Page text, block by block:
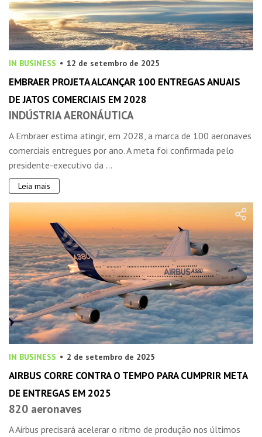
IN BUSINESS 12 de setembro de 2025
EMBRAER PROJETA ALCANÇAR 100 ENTREGAS ANUAIS
DE JATOS COMERCIAIS EM 2028
INDÚSTRIA AERONÁUTICA
A Embraer estima atingir, em 2028, a marca de 100 aeronaves
comerciais entregues por ano. A meta foi confirmada pelo
presidente-executivo da ...
Leia mais
IN BUSINESS 2 de setembro de 2025
AIRBUS CORRE CONTRA O TEMPO PARA CUMPRIR META
DE ENTREGAS EM 2025
820 aeronaves
A Airbus precisará acelerar o ritmo de produção nos últimos